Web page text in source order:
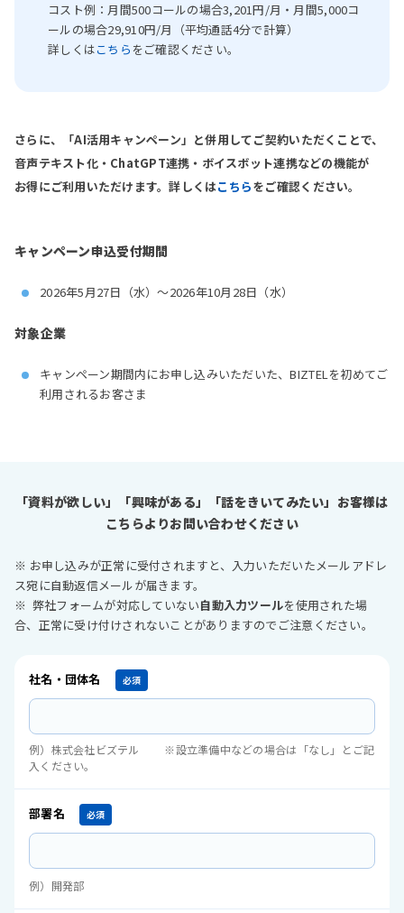
コスト例：月間500コールの場合3,201円/月・月間5,000コ
ールの場合29,910円/月（平均通話4分で計算）
詳しくはこちら をご確認ください。
さらに、「AI活用キャンペーン」と併用してご契約いただくことで、
音声テキスト化・ChatGPT連携・ボイスボット連携などの機能が
お得にご利用いただけます。詳しくはこちらをご確認ください。
キャンペーン申込受付期間
2026年5月27日（水）〜2026年10月28日（水）
対象企業
キャンペーン期間内にお申し込みいただいた、BIZTELを初めてご
利用されるお客さま
「資料が欲しい」「興味がある」「話をきいてみたい」お客様は
こちらよりお問い合わせください